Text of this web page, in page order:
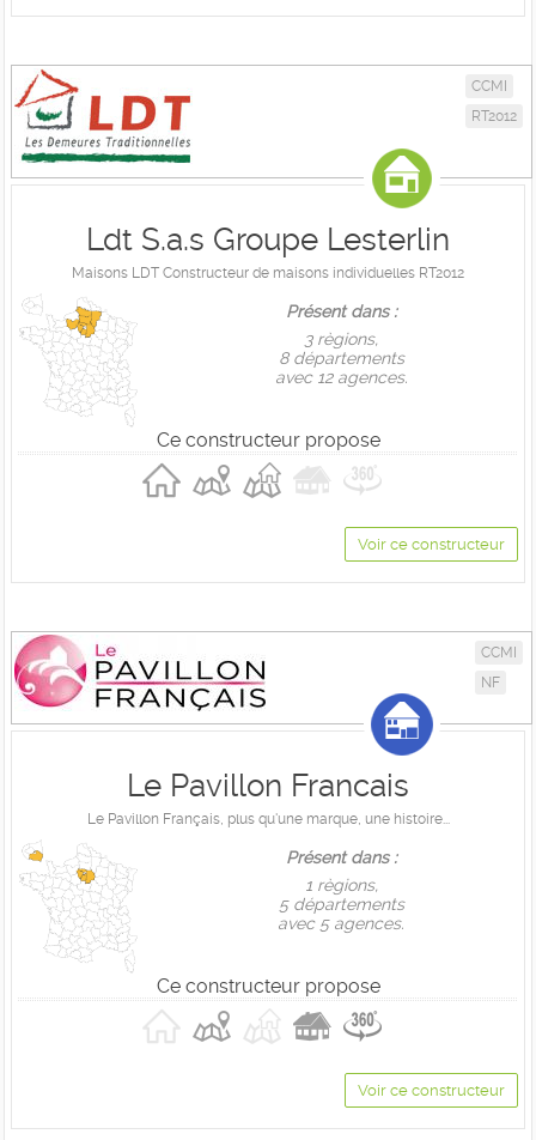
CCMI
RT2012
Ldt S.a.s Groupe Lesterlin
Maisons LDT Constructeur de maisons individuelles RT2012
Présent dans :
3 règions,
8 départements
avec 12 agences.
Ce constructeur propose
Voir ce constructeur
CCMI
NF
Le Pavillon Francais
Le Pavillon Français, plus qu'une marque, une histoire...
Présent dans :
1 règions,
5 départements
avec 5 agences.
Ce constructeur propose
Voir ce constructeur